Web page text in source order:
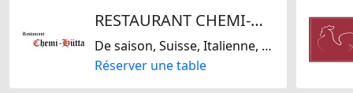
RESTAURANT CHEMI-HÜTTA
De saison, Suisse, Italienne, Régionale
Réserver une table